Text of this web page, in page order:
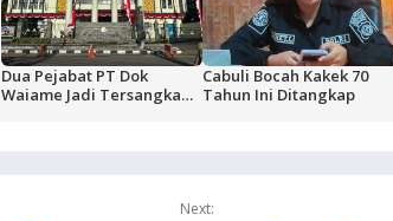
Dua Pejabat PT Dok
Waiame Jadi Tersangka
Cabuli Bocah Kakek 70
Tahun Ini Ditangkap
Next: